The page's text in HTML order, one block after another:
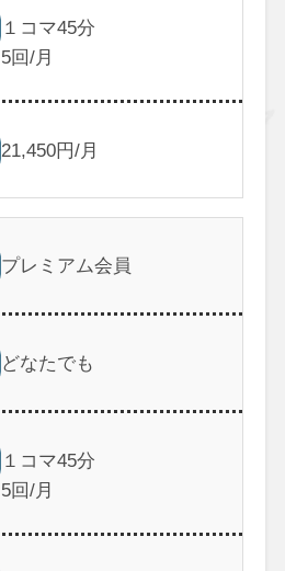
１コマ45分
5回/月
21,450円/月
プレミアム会員
どなたでも
１コマ45分
5回/月